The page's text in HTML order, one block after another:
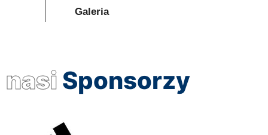
Galeria
nasi Sponsorzy